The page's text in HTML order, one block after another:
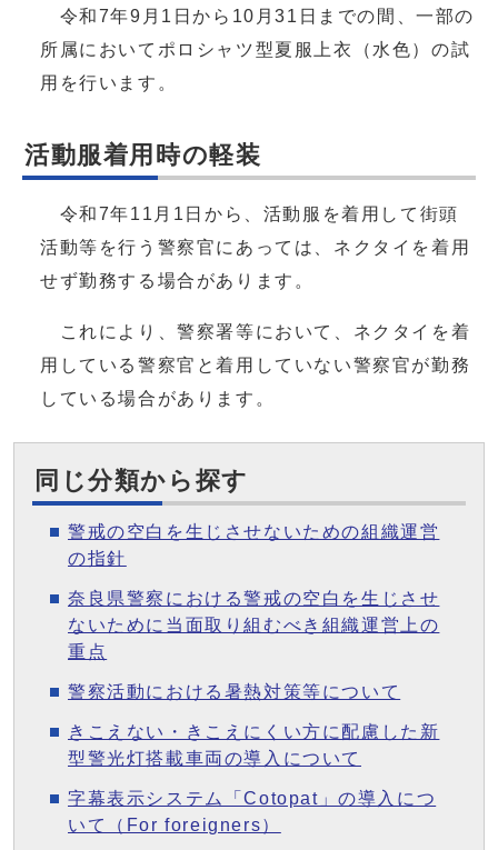
令和7年9月1日から10月31日までの間、一部の
所属においてポロシャツ型夏服上衣（水色）の試
用を行います。
活動服着用時の軽装
令和7年11月1日から、活動服を着用して街頭
活動等を行う警察官にあっては、ネクタイを着用
せず勤務する場合があります。
これにより、警察署等において、ネクタイを着
用している警察官と着用していない警察官が勤務
している場合があります。
同じ分類から探す
警戒の空白を生じさせないための組織運営
の指針
奈良県警察における警戒の空白を生じさせ
ないために当面取り組むべき組織運営上の
重点
警察活動における暑熱対策等について
きこえない・きこえにくい方に配慮した新
型警光灯搭載車両の導入について
字幕表示システム「Cotopat」の導入につ
いて（For foreigners）